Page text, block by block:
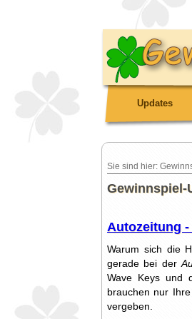
Updates
Sie sind hier:
Gewinnspiel-
Autozeitung
Warum sich die
gerade bei der
Wave Keys und
brauchen nur
vergeben.